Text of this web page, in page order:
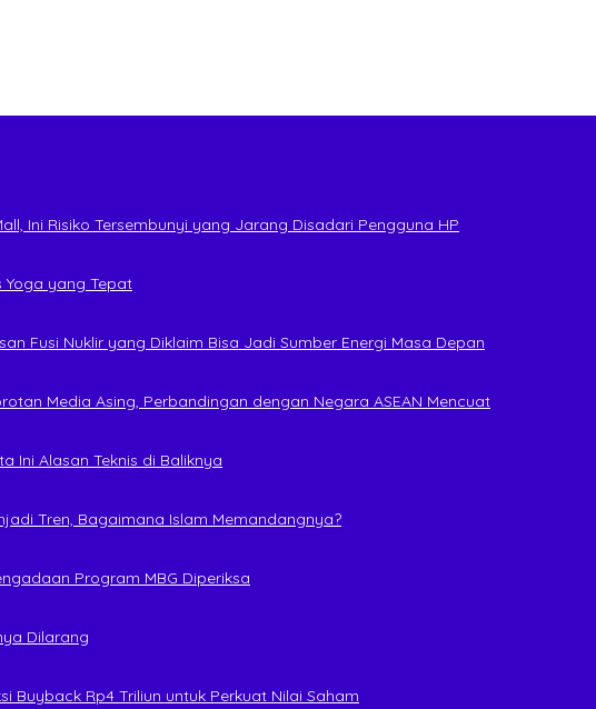
Ini Risiko Tersembunyi yang Jarang Disadari Pengguna HP
Yoga yang Tepat
Fusi Nuklir yang Diklaim Bisa Jadi Sumber Energi Masa Depan
Media Asing, Perbandingan dengan Negara ASEAN Mencuat
Ini Alasan Teknis di Baliknya
Tren, Bagaimana Islam Memandangnya?
Program MBG Diperiksa
Dilarang
Buyback Rp4 Triliun untuk Perkuat Nilai Saham